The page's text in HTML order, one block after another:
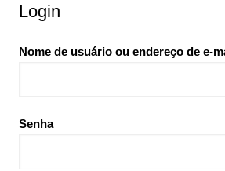
Login
Nome de usuário ou endereço de e-
Senha